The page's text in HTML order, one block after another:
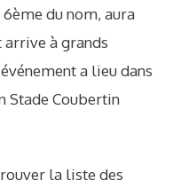
6ème du nom, aura
arrive à grands
a lieu dans
Stade Coubertin
la liste des